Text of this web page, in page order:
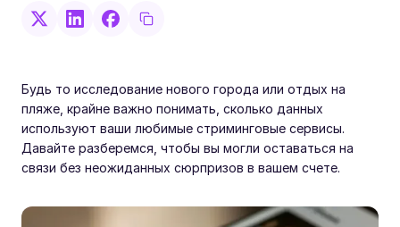
Будь то исследование нового города или отдых на
пляже, крайне важно понимать, сколько данных
используют ваши любимые стриминговые сервисы.
Давайте разберемся, чтобы вы могли оставаться на
связи без неожиданных сюрпризов в вашем счете.